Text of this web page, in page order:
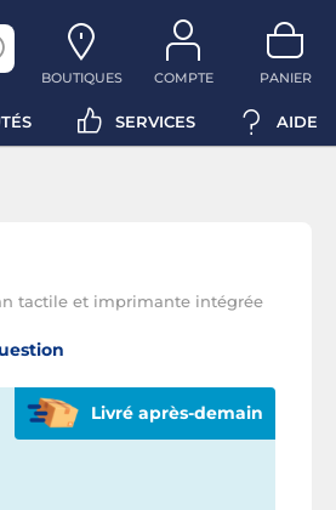
BOUTIQUES COMPTE PANIER
SERVICES AIDE
tactile et imprimante intégrée
Livré après-demain